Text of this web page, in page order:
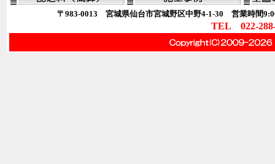
〒983-0013 宮城県仙台市宮城野区中野4-1-30 営業時間
TEL 022-